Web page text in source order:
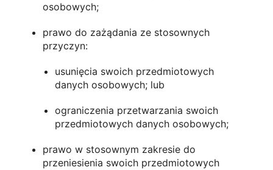
osobowych;
prawo do zażądania ze stosownych
przyczyn:
usunięcia swoich przedmiotowych
danych osobowych; lub
ograniczenia przetwarzania swoich
przedmiotowych danych osobowych;
prawo w stosownym zakresie do
przeniesienia swoich przedmiotowych